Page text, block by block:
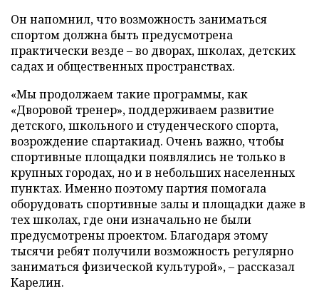
Он напомнил, что возможность заниматься
спортом должна быть предусмотрена
практически везде – во дворах, школах, детских
садах и общественных пространствах.
«Мы продолжаем такие программы, как
«Дворовой тренер», поддерживаем развитие
детского, школьного и студенческого спорта,
возрождение спартакиад. Очень важно, чтобы
спортивные площадки появлялись не только в
крупных городах, но и в небольших населенных
пунктах. Именно поэтому партия помогала
оборудовать спортивные залы и площадки даже в
тех школах, где они изначально не были
предусмотрены проектом. Благодаря этому
тысячи ребят получили возможность регулярно
заниматься физической культурой», – рассказал
Карелин.